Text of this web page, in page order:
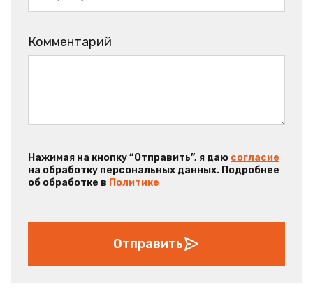
Комментарий
Нажимая на кнопку “Отправить”, я даю согласие
на обработку персональных данных. Подробнее
об обработке в Политике
Отправить